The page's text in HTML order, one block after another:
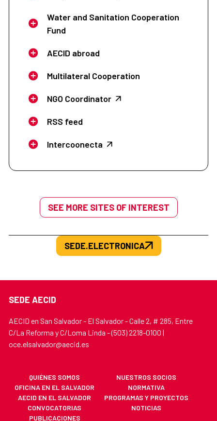
Water and Sanitation Cooperation
Fund
AECID abroad
Multilateral Cooperation
NGO Coordinator
RSS feed
Intercoonecta
SEE MORE SITES OF INTEREST
SEDE.ELECTRONICA
SEDE AECID
AECID en San Salvador - El Salvador - Calle 2, # 285, Entre
C/La Reforma y C/Loma Linda - (503) 2218-0100 |
oce.elsalvador@aecid.es
QUIÉNES SOMOS
NUESTROS SOCIOS
OFICINA EN EL SALVADOR
NORMATIVA
AECID EN EL SALVADOR
PROGRAMAS Y PROYECTOS
CONVOCATORIAS
NOTICIAS
PUBLICACIONES